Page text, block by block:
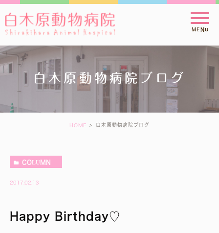
白木原動物病院ブログ
HOME 白木原動物病院ブログ
COLUMN
2017.02.13
Happy Birthday♡